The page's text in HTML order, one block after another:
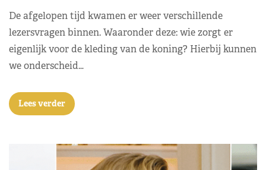
De afgelopen tijd kwamen er weer verschillende
lezersvragen binnen. Waaronder deze: wie zorgt er
eigenlijk voor de kleding van de koning? Hierbij kunnen
we onderscheid…
Lees verder